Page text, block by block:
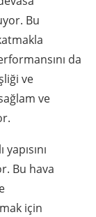
Bu
da
ve
ve
Bu hava
için